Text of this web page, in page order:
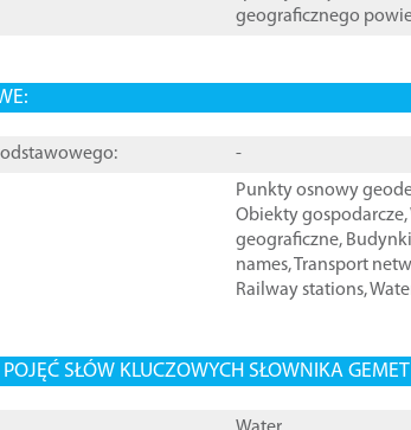
geograficznego
-
Punkty osnowy
Obiekty gospodarcze,
geograficzne, Budynki
names,Transport
Railway stations,
POJĘĆ SŁÓW KLUCZOWYCH SŁOWNIKA GEMET